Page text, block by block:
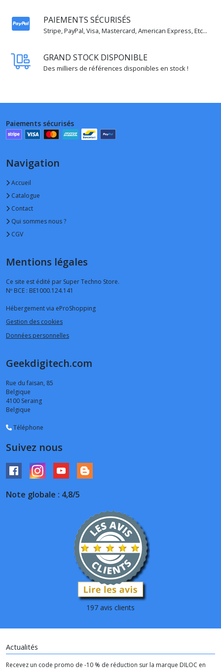
PAIEMENTS SÉCURISÉS
Stripe, PayPal, Visa, Mastercard, American Express, Etc...
GRAND STOCK DISPONIBLE
Des milliers de références disponibles en stock !
Paiements sécurisés
Navigation
Accueil
Catalogue
Contact
Qui sommes nous ?
CGV
Mentions légales
Ce site est édité par Super Techno Store.
Nº BCE : BE1000.124.141
Hébergement via eProShopping
Gestion des cookies
Données personnelles
Geekdigitech.com
Rue du faisan, 85
Belgique
4100 Seraing
Belgique
Téléphone
Suivez nous
Note globale : 4,8/5
197 avis clients
Actualités
Recevez un code promo de -10 % de réduction sur la marque DILOC en